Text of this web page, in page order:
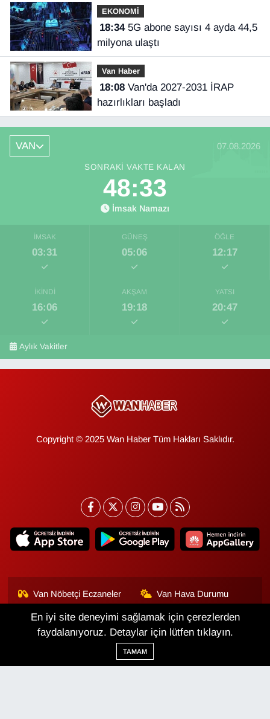
EKONOMİ
18:345G abone sayısı 4 ayda 44,5
milyona ulaştı
Van Haber
18:08Van'da 2027-2031 İRAP
hazırlıkları başladı
VAN 07.08.2026
SONRAKI VAKTE KALAN
48:33
İmsak Namazı
İMSAK
03:31
GÜNEŞ
05:06
ÖĞLE
12:17
İKINDI
16:06
AKŞAM
19:18
YATSI
20:47
Aylık Vakitler
Copyright © 2025 Wan Haber Tüm Hakları Saklıdır.
Van Nöbetçi Eczaneler Van Hava Durumu
Van Namaz Vakitleri
Van Trafik Yoğunluk
Haritası
Puan Durumu ve Fikstür
En iyi site deneyimi sağlamak için çerezlerden
faydalanıyoruz. Detaylar için lütfen tıklayın.
TAMAM